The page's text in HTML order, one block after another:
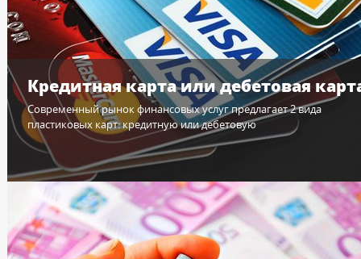
Кредитная карта или дебетовая
Современный рынок финансовых услуг предлагает 2 вида
пластиковых карт: кредитную или дебетовую